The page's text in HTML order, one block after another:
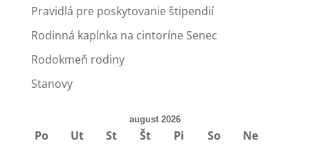
Pravidlá pre poskytovanie štipendií
Rodinná kaplnka na cintoríne Senec
Rodokmeň rodiny
Stanovy
august 2026
Po Ut St Št Pi So
Ne